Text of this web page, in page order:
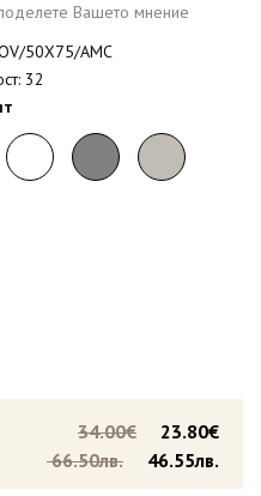
Вашето мнение
50X75/AMC
32
23.80€
34.00€
46.55лв.
66.50лв.